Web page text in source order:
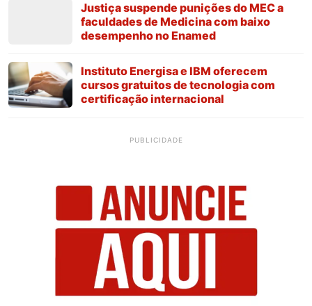
Justiça suspende punições do MEC a
faculdades de Medicina com baixo
desempenho no Enamed
Instituto Energisa e IBM oferecem
cursos gratuitos de tecnologia com
certificação internacional
PUBLICIDADE